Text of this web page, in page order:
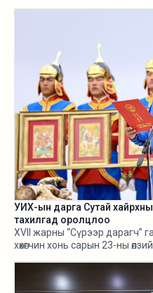
УИХ-ын дарга Сутай хайрхны
тахилгад оролцлоо
XVII жарны “Сүрээр дарагч”
хөхөгчин хонь сарын 23-ны